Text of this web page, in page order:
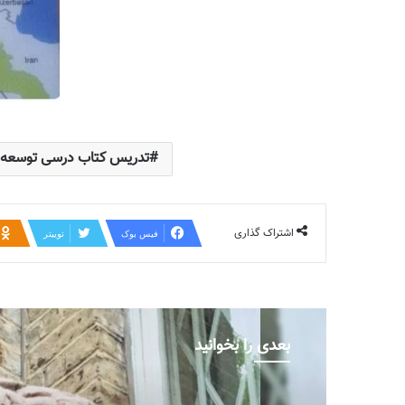
تدریس کتاب درسی توسعه
اشتراک گذاری فیس بوک توییتر
بعدی را بخوانید